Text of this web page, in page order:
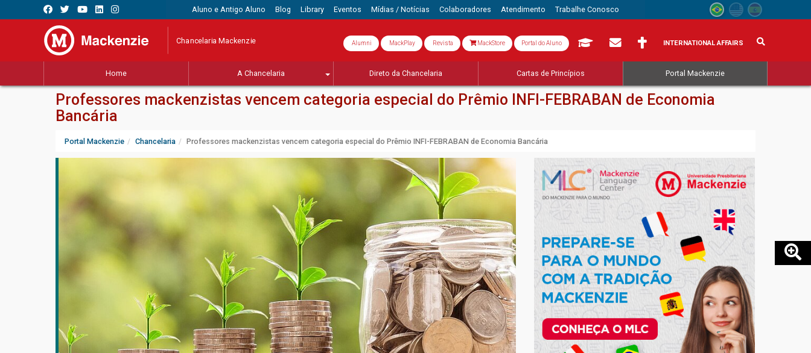
Aluno e Antigo Aluno Blog Library Eventos Mídias / Notícias Colaboradores Atendimento Trabalhe Conosco
Chancelaria Mackenzie Alumni MackPlay Revista MackStore Portal do Aluno INTERNATIONAL AFFAIRS
Home A Chancelaria Direto da Chancelaria Cartas de Princípios Portal Mackenzie
Professores mackenzistas vencem categoria especial do Prêmio INFI-FEBRABAN de Economia
Bancária
Portal Mackenzie Chancelaria Professores mackenzistas vencem categoria especial do Prêmio INFI-FEBRABAN de Economia Bancária